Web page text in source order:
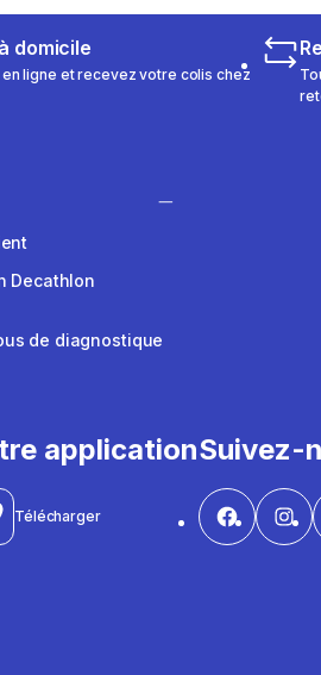
domicile
ligne et recevez votre colis chez
Decathlon
de diagnostique
application
Télécharger
Suivez-